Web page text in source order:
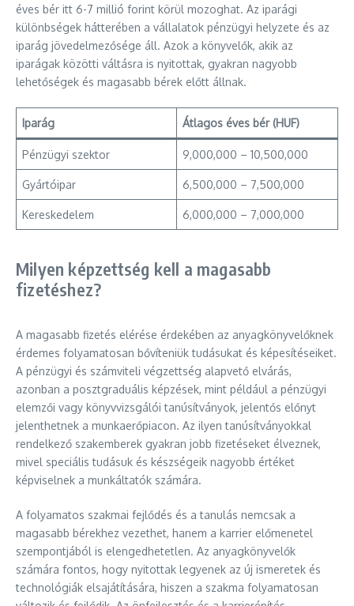
éves bér itt 6-7 millió forint körül mozoghat. Az iparági
különbségek hátterében a vállalatok pénzügyi helyzete és az
iparág jövedelmezősége áll. Azok a könyvelők, akik az
iparágak közötti váltásra is nyitottak, gyakran nagyobb
lehetőségek és magasabb bérek előtt állnak.
Iparág Átlagos éves bér (HUF)
Pénzügyi szektor 9,000,000 – 10,500,000
Gyártóipar 6,500,000 – 7,500,000
Kereskedelem 6,000,000 – 7,000,000
Milyen képzettség kell a magasabb
fizetéshez?
A magasabb fizetés elérése érdekében az anyagkönyvelőknek
érdemes folyamatosan bővíteniük tudásukat és képesítéseiket.
A pénzügyi és számviteli végzettség alapvető elvárás,
azonban a posztgraduális képzések, mint például a pénzügyi
elemzői vagy könyvvizsgálói tanúsítványok, jelentős előnyt
jelenthetnek a munkaerőpiacon. Az ilyen tanúsítványokkal
rendelkező szakemberek gyakran jobb fizetéseket élveznek,
mivel speciális tudásuk és készségeik nagyobb értéket
képviselnek a munkáltatók számára.
A folyamatos szakmai fejlődés és a tanulás nemcsak a
magasabb bérekhez vezethet, hanem a karrier előmenetel
szempontjából is elengedhetetlen. Az anyagkönyvelők
számára fontos, hogy nyitottak legyenek az új ismeretek és
technológiák elsajátítására, hiszen a szakma folyamatosan